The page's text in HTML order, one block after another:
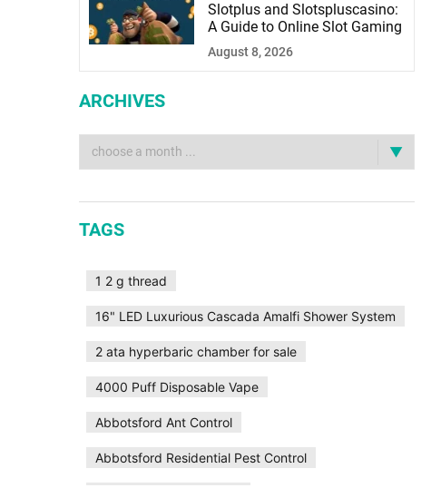
Slotplus and Slotspluscasino:
A Guide to Online Slot Gaming
August 8, 2026
ARCHIVES
TAGS
1 2 g thread
16" LED Luxurious Cascada Amalfi Shower System
2 ata hyperbaric chamber for sale
4000 Puff Disposable Vape
Abbotsford Ant Control
Abbotsford Residential Pest Control